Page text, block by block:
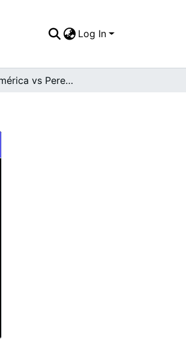
Log In
Partido América vs Pereira